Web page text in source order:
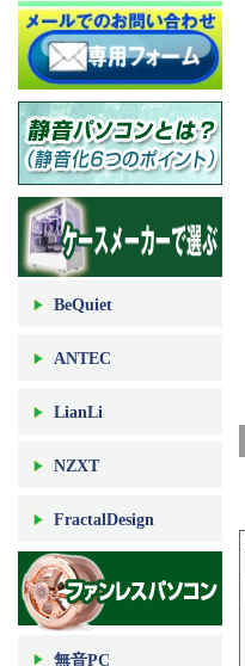
BeQuiet
ANTEC
LianLi
NZXT
FractalDesign
無音PC